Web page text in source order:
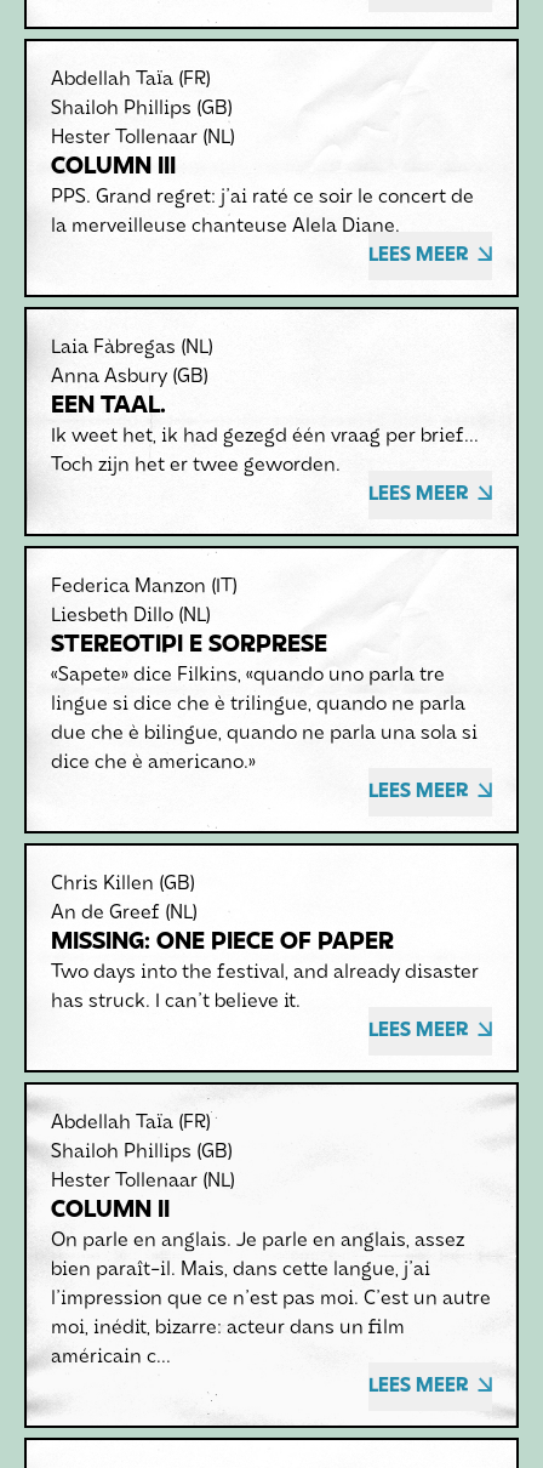
Abdellah Taïa (FR)
Shailoh Phillips (GB)
Hester Tollenaar (NL)
COLUMN III
PPS. Grand regret: j'ai raté ce soir le concert de
la merveilleuse chanteuse Alela Diane.
LEES MEER
Laia Fàbregas (NL)
Anna Asbury (GB)
EEN TAAL.
Ik weet het, ik had gezegd één vraag per brief...
Toch zijn het er twee geworden.
LEES MEER
Federica Manzon (IT)
Liesbeth Dillo (NL)
STEREOTIPI E SORPRESE
«Sapete» dice Filkins, «quando uno parla tre
lingue si dice che è trilingue, quando ne parla
due che è bilingue, quando ne parla una sola si
dice che è americano.»
LEES MEER
Chris Killen (GB)
An de Greef (NL)
MISSING: ONE PIECE OF PAPER
Two days into the festival, and already disaster
has struck. I can't believe it.
LEES MEER
Abdellah Taïa (FR)
Shailoh Phillips (GB)
Hester Tollenaar (NL)
COLUMN II
On parle en anglais. Je parle en anglais, assez
bien paraît-il. Mais, dans cette langue, j'ai
l'impression que ce n'est pas moi. C'est un autre
moi, inédit, bizarre: acteur dans un film
américain c...
LEES MEER